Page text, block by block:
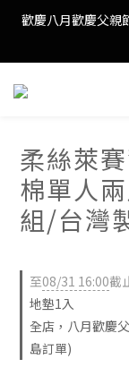
歡慶八月歡慶父親
歡慶八月歡慶父親
歡慶八月歡
歡慶八月歡慶父親
柔絲萊
棉單人
組/台灣
至08/31 16:00截
地墊1入
全店，八月歡慶
島訂單)